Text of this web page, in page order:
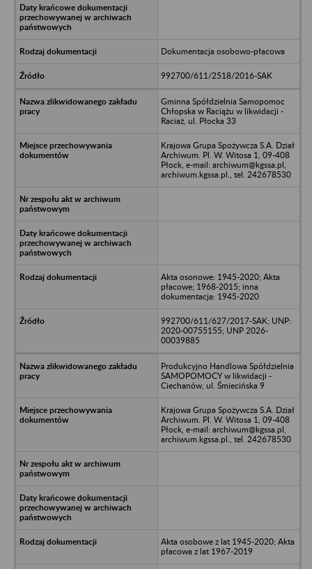
Dokumentacja osobowo-płacowa
992700/611/2518/2016-SAK
Gminna Spółdzielnia Samopomoc
Chłopska w Raciążu w likwidacji -
Raciaż, ul. Płocka 33
Krajowa Grupa Spożywcza S.A. Dział
Archiwum. Pl. W. Witosa 1, 09-408
Płock, e-mail: archiwum@kgssa.pl,
archiwum.kgssa.pl., tel. 242678530
Akta osonowe: 1945-2020; Akta
płacowe; 1968-2015; inna
dokumentacja: 1945-2020
992700/611/627/2017-SAK; UNP:
2020-00755155; UNP 2026-
00039885
Produkcyjno Handlowa Spółdzielnia
SAMOPOMOCY w likwidacji -
Ciechanów, ul. Śmiecińska 9
Krajowa Grupa Spożywcza S.A. Dział
Archiwum. Pl. W. Witosa 1, 09-408
Płock, e-mail: archiwum@kgssa.pl,
archiwum.kgssa.pl., tel. 242678530
Akta osobowe z lat 1945-2020; Akta
płacowa z lat 1967-2019